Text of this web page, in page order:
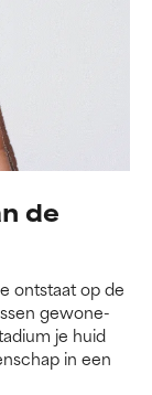
de
ontstaat op de
gewone-
je huid
in een